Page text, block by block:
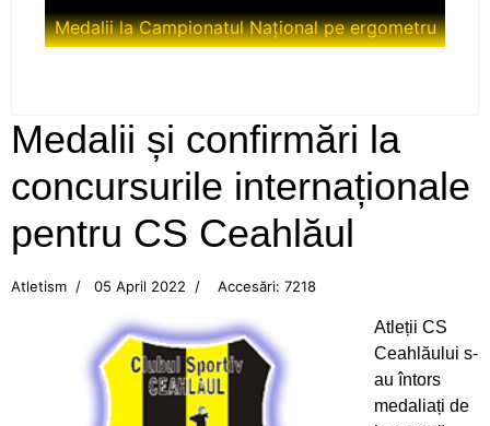
Medalii la Campionatul Național pe ergometru
Campionatul Balcanic de juniori, Edirne (Turcia)
Flotila pietreană a adus aurul, acasă, din Turcia!
CS Ceahlăul, din nou pe podium
Campionatul Mondial din Canada
Mândri să reprezentăm Ceahlăul!
Medalii și confirmări la
concursurile internaționale
pentru CS Ceahlăul
Atletism 05 April 2022 Accesări: 7218
Atleții CS
Ceahlăului s-
au întors
medaliați de